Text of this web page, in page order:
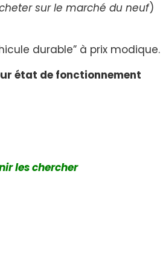
sur le marché du neuf)
durable” à prix modique.
état de fonctionnement
les chercher